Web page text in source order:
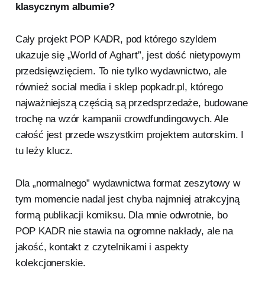
klasycznym albumie?
Cały projekt POP KADR, pod którego szyldem
ukazuje się „World of Aghart”, jest dość nietypowym
przedsięwzięciem. To nie tylko wydawnictwo, ale
również social media i sklep popkadr.pl, którego
najważniejszą częścią są przedsprzedaże, budowane
trochę na wzór kampanii crowdfundingowych. Ale
całość jest przede wszystkim projektem autorskim. I
tu leży klucz.
Dla „normalnego” wydawnictwa format zeszytowy w
tym momencie nadal jest chyba najmniej atrakcyjną
formą publikacji komiksu. Dla mnie odwrotnie, bo
POP KADR nie stawia na ogromne nakłady, ale na
jakość, kontakt z czytelnikami i aspekty
kolekcjonerskie.